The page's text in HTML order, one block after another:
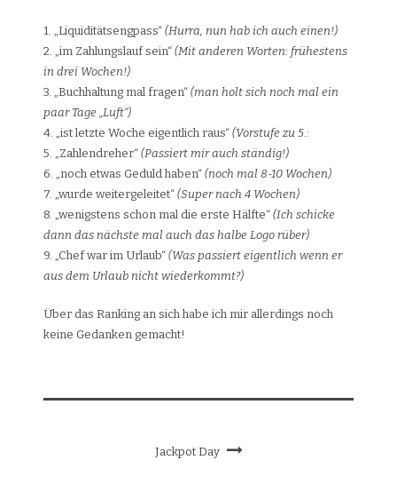
1. „Liquiditätsengpass“ (Hurra, nun hab ich auch einen!)
2. „im Zahlungslauf sein“ (Mit anderen Worten: frühestens
in drei Wochen!)
3. „Buchhaltung mal fragen“ (man holt sich noch mal ein
paar Tage „Luft“)
4. „ist letzte Woche eigentlich raus“ (Vorstufe zu 5.:
5. „Zahlendreher“ (Passiert mir auch ständig!)
6. „noch etwas Geduld haben“ (noch mal 8-10 Wochen)
7. „wurde weitergeleitet“ (Super nach 4 Wochen)
8. „wenigstens schon mal die erste Hälfte“ (Ich schicke
dann das nächste mal auch das halbe Logo rüber)
9. „Chef war im Urlaub“ (Was passiert eigentlich wenn er
aus dem Urlaub nicht wiederkommt?)
Über das Ranking an sich habe ich mir allerdings noch
keine Gedanken gemacht!
Jackpot Day